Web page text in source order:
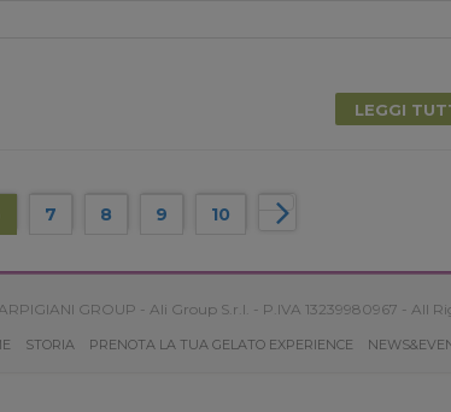
LEGGI
7 8 9 10
GROUP - Ali Group S.r.l. - P.IVA 13239980967 - All
STORIA PRENOTA LA TUA GELATO EXPERIENCE